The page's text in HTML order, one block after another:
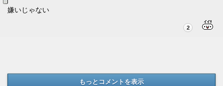
嫌いじゃない
2
もっとコメントを表示